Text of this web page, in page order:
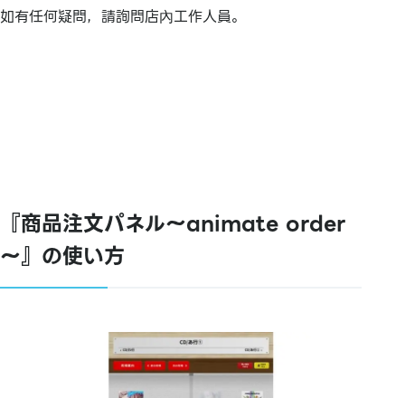
如有任何疑問，請詢問店內工作人員。
『商品注文パネル～animate order
～』の使い方